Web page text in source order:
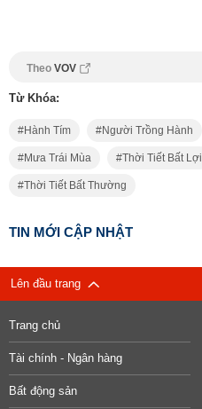
Theo VOV
Từ Khóa:
Hành Tím Người Trồng Hành
Mưa Trái Mùa Thời Tiết Bất Lợi
Thời Tiết Bất Thường
TIN MỚI CẬP NHẬT
Lên đầu trang
Trang chủ
Tài chính - Ngân hàng
Bất động sản